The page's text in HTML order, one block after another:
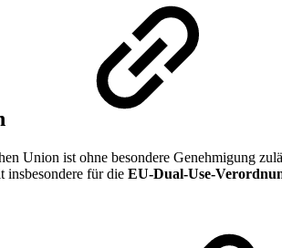
Union ist ohne besondere Genehmigung
insbesondere für die EU-Dual-Use-